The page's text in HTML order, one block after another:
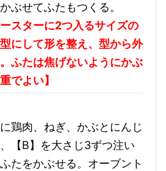
ぶせてふたもつくる。
ースターに2つ入るサイズの
にして形を整え、型から外
ふたは焦げないようにかぶ
でよい】
鶏肉、ねぎ、かぶとにんじ
【B】を大さじ3ずつ注い
たをかぶせる。オーブント